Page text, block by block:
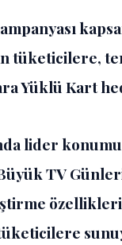
tüketicilere,
Yüklü Kart
lider
TV